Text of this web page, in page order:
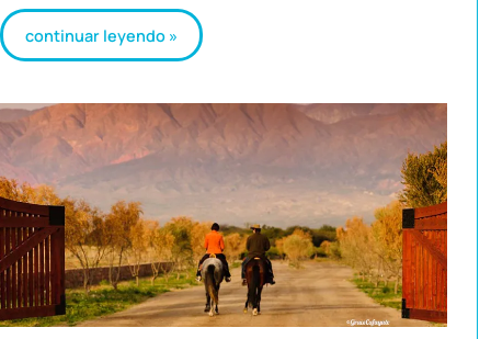
continuar leyendo »